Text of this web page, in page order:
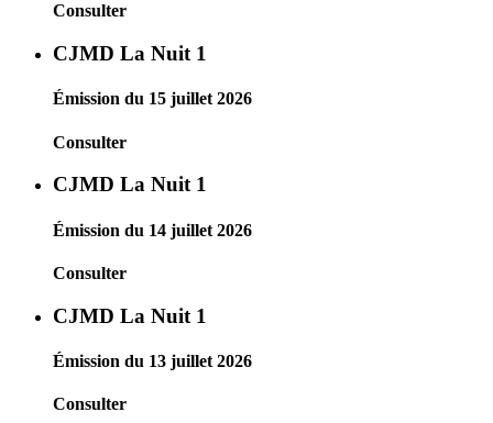
Consulter
CJMD La Nuit 1
Émission du 15 juillet 2026
Consulter
CJMD La Nuit 1
Émission du 14 juillet 2026
Consulter
CJMD La Nuit 1
Émission du 13 juillet 2026
Consulter